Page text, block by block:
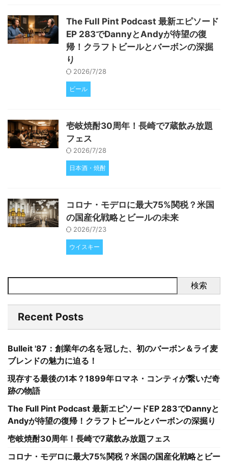
The Full Pint Podcast 最新エピソード
EP 283でDannyとAndyが待望の復
帰！クラフトビールとバーボンの深掘
り
2026/7/28
ビール
壱岐焼酎30周年！長崎で7蔵飲み放題
フェス
2026/7/28
日本酒・焼酎
コロナ・モデロに最大75%関税？米国
の国産化戦略とビールの未来
2026/7/23
ウイスキー
検索
Recent Posts
Bulleit '87：創業年の名を冠した、初のバーボン＆ライ麦
ブレンドの魅力に迫る！
現存する最後の1本？1899年ロマネ・コンティが繋いだ奇
跡の物語
The Full Pint Podcast 最新エピソードEP 283でDannyと
Andyが待望の復帰！クラフトビールとバーボンの深掘り
壱岐焼酎30周年！長崎で7蔵飲み放題フェス
コロナ・モデロに最大75%関税？米国の国産化戦略とビー